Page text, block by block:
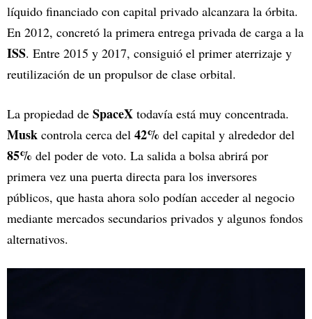
líquido financiado con capital privado alcanzara la órbita.
En 2012, concretó la primera entrega privada de carga a la
ISS. Entre 2015 y 2017, consiguió el primer aterrizaje y
reutilización de un propulsor de clase orbital.
La propiedad de SpaceX todavía está muy concentrada.
Musk controla cerca del 42% del capital y alrededor del
85% del poder de voto. La salida a bolsa abrirá por
primera vez una puerta directa para los inversores
públicos, que hasta ahora solo podían acceder al negocio
mediante mercados secundarios privados y algunos fondos
alternativos.